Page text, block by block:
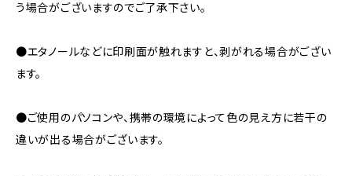
う場合がございますのでご了承下さい。
●エタノールなどに印刷面が触れますと、剥がれる場合がござい
ます。
●ご使用のパソコンや、携帯の環境によって色の見え方に若干の
違いが出る場合がございます。